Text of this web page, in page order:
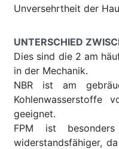
Unversehrtheit der
UNTERSCHIED
Dies sind die 2 am
in der Mechanik.
NBR ist am
geeignet.
FPM ist
widerstandsfähiger,